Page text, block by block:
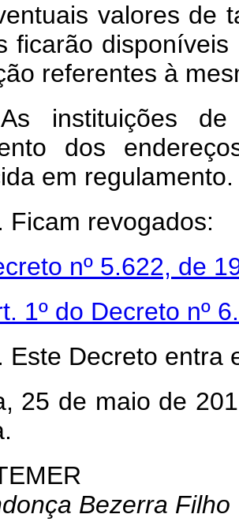
valores de
ficarão
referentes à
instituições
dos
em regulamento.
Ficam revogados:
nº 5.622, de
1º do Decreto nº
Este Decreto entra
25 de maio de
Bezerra Filho